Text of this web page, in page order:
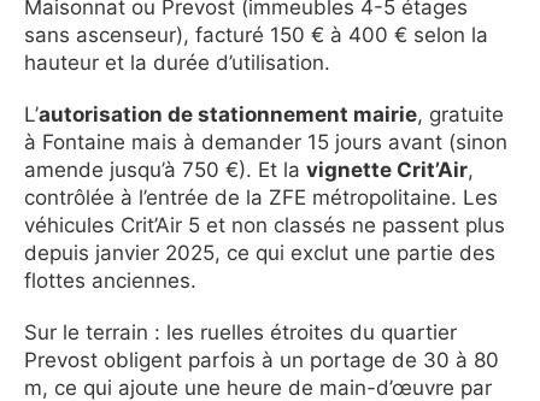
Maisonnat ou Prevost (immeubles 4-5 étages
sans ascenseur), facturé 150 € à 400 € selon la
hauteur et la durée d’utilisation.
L’autorisation de stationnement mairie, gratuite
à Fontaine mais à demander 15 jours avant (sinon
amende jusqu’à 750 €). Et la vignette Crit’Air,
contrôlée à l’entrée de la ZFE métropolitaine. Les
véhicules Crit’Air 5 et non classés ne passent plus
depuis janvier 2025, ce qui exclut une partie des
flottes anciennes.
Sur le terrain : les ruelles étroites du quartier
Prevost obligent parfois à un portage de 30 à 80
m, ce qui ajoute une heure de main-d’œuvre par